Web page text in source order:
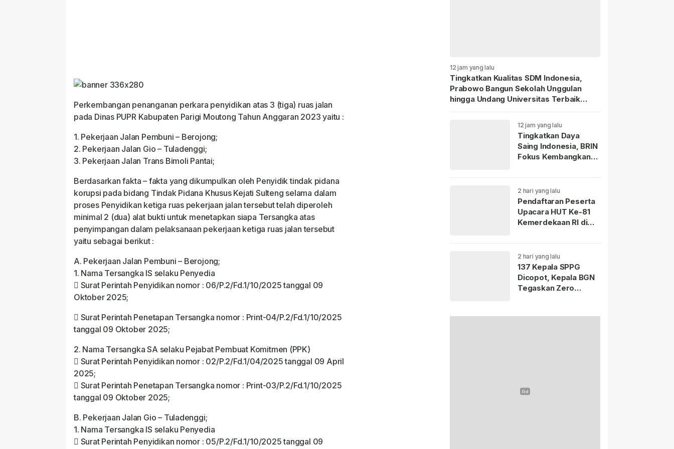
Perkembangan penanganan perkara penyidikan atas 3 (tiga) ruas jalan
pada Dinas PUPR Kabupaten Parigi Moutong Tahun Anggaran 2023 yaitu :
1. Pekerjaan Jalan Pembuni – Berojong;
2. Pekerjaan Jalan Gio – Tuladenggi;
3. Pekerjaan Jalan Trans Bimoli Pantai;
Berdasarkan fakta – fakta yang dikumpulkan oleh Penyidik tindak pidana
korupsi pada bidang Tindak Pidana Khusus Kejati Sulteng selama dalam
proses Penyidikan ketiga ruas pekerjaan jalan tersebut telah diperoleh
minimal 2 (dua) alat bukti untuk menetapkan siapa Tersangka atas
penyimpangan dalam pelaksanaan pekerjaan ketiga ruas jalan tersebut
yaitu sebagai berikut :
A. Pekerjaan Jalan Pembuni – Berojong;
1. Nama Tersangka IS selaku Penyedia
 Surat Perintah Penyidikan nomor : 06/P.2/Fd.1/10/2025 tanggal 09
Oktober 2025;
 Surat Perintah Penetapan Tersangka nomor : Print-04/P.2/Fd.1/10/2025
tanggal 09 Oktober 2025;
2. Nama Tersangka SA selaku Pejabat Pembuat Komitmen (PPK)
 Surat Perintah Penyidikan nomor : 02/P.2/Fd.1/04/2025 tanggal 09 April
2025;
 Surat Perintah Penetapan Tersangka nomor : Print-03/P.2/Fd.1/10/2025
tanggal 09 Oktober 2025;
B. Pekerjaan Jalan Gio – Tuladenggi;
1. Nama Tersangka IS selaku Penyedia
 Surat Perintah Penyidikan nomor : 05/P.2/Fd.1/10/2025 tanggal 09
12 jam yang lalu
Tingkatkan Kualitas SDM Indonesia,
Prabowo Bangun Sekolah Unggulan
hingga Undang Universitas Terbaik
12 jam yang lalu
Tingkatkan Daya
Saing Indonesia, BRIN
Fokus Kembangkan
2 hari yang lalu
Pendaftaran Peserta
Upacara HUT Ke-81
Kemerdekaan RI di
5 Agustus 2026.
2 hari yang lalu
137 Kepala SPPG
Dicopot, Kepala BGN
Tegaskan Zero